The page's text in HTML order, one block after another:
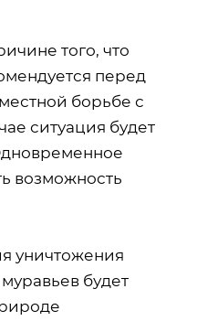
того, что
перед
борьбе с
ситуация будет
возможность
уничтожения
будет